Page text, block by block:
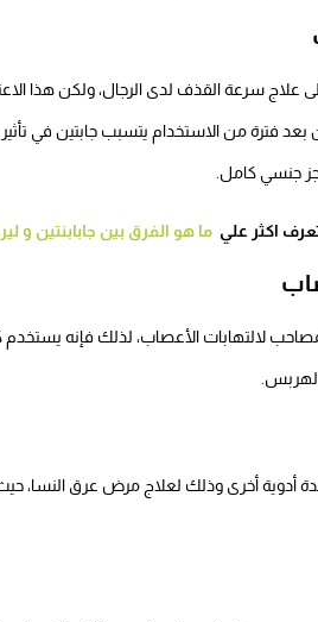
علاج سرعة القذف لدى الرجال، ولكن هذا
بعد فترة من الاستخدام يتسبب جابتين في
جنسي كامل.
اكثر عليما هو الفرق بين جابابنتين و
لالتهابات الأعصاب، لذلك فإنه
أدوية أخرى وذلك لعلاج مرض عرق النسا،